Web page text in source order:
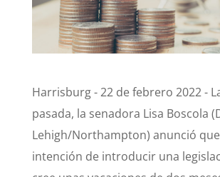
Harrisburg - 22 de febrero 2022 -
pasada, la senadora Lisa Boscola
Lehigh/Northampton) anunció
intención de introducir una